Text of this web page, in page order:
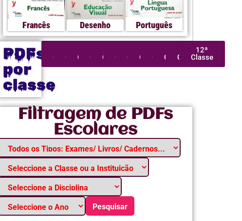
PDFs
por
classe
ClasseClasseClasseClasseClasseClasseClasseClasseClasseClasseClasse
12ª
Classe
Francês Desenho Português
Filtragem de PDFs
Escolares
Pesquisar